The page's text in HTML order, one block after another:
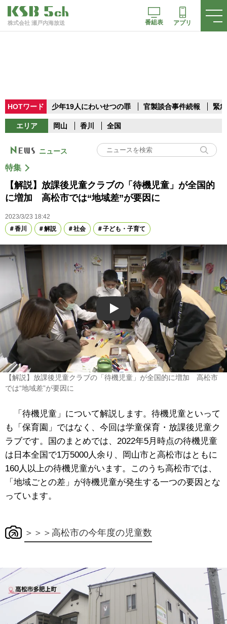
株式会社 瀬戸内海放送 番組表 アプリ
HOTワード 少年19人にわいせつの罪 官製談合事件続報 緊
エリア 岡山 香川 全国
ニュース
特集
【解説】放課後児童クラブの「待機児童」が全国的
に増加 高松市では“地域差”が要因に
2023/3/23 18:42
香川
解説 社会 子ども・子育て
Play
【解説】放課後児童クラブの「待機児童」が全国的に増加 高松市
では“地域差”が要因に
「待機児童」について解説します。待機児童といって
も「保育園」ではなく、今回は学童保育・放課後児童ク
ラブです。国のまとめでは、2022年5月時点の待機児童
は日本全国で1万5000人余り、岡山市と高松市はともに
160人以上の待機児童がいます。このうち高松市では、
「地域ごとの差」が待機児童が発生する一つの要因とな
っています。
＞＞＞高松市の今年度の児童数